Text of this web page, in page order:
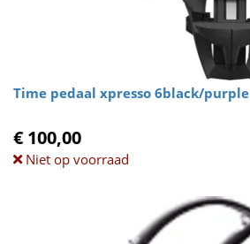
Time pedaal xpresso 6black/purple
€ 100,00
Niet op voorraad